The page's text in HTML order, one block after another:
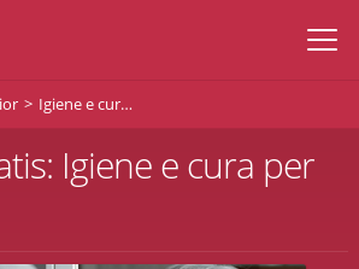
Igiene e cura per Senior
Igiene e cura per